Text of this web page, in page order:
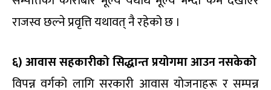
राजस्व छल्ने प्रवृत्ति यथावत् नै रहेको छ ।
६) आवास सहकारीको सिद्धान्त प्रयोगमा आउन नसकेको
विपन्न वर्गको लागि सरकारी आवास योजनाहरू र सम्पन्न